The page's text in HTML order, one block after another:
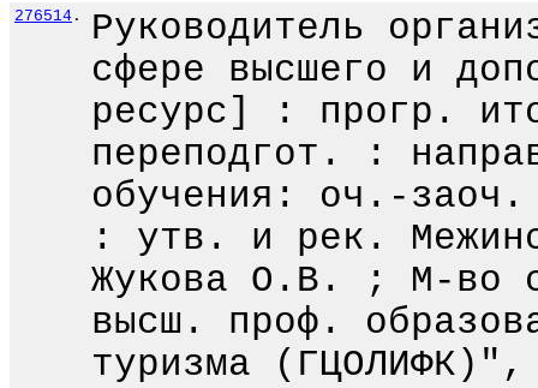
276514 .
Руководитель
сфере высшего и
ресурс] : прогр.
переподгот. :
обучения: оч.-заоч.
: утв. и рек.
Жукова О.В. ; М-во
высш. проф.
туризма